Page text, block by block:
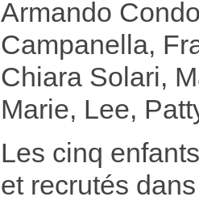
Armando
Campanella,
Chiara Solari,
Marie, Lee,
Les cinq
et recrutés